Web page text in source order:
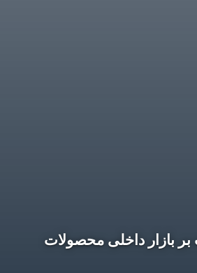
بر بازار داخلی محصولات